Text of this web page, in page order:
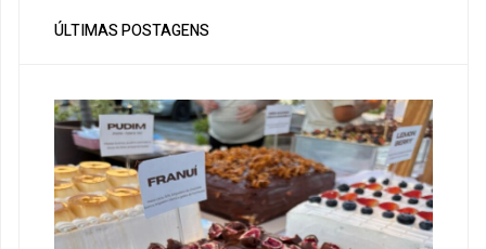
ÚLTIMAS POSTAGENS